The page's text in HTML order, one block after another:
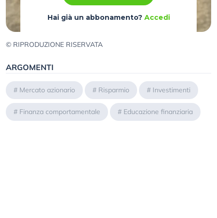
Hai già un abbonamento? Accedi
© RIPRODUZIONE RISERVATA
ARGOMENTI
# Mercato azionario # Risparmio # Investimenti
# Finanza comportamentale # Educazione finanziaria